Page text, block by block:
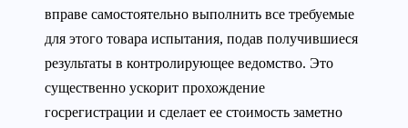
вправе самостоятельно выполнить все требуемые
для этого товара испытания, подав получившиеся
результаты в контролирующее ведомство. Это
существенно ускорит прохождение
госрегистрации и сделает ее стоимость заметно